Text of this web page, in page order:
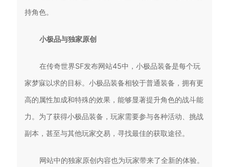
持角色。
小极品与独家原创
在传奇世界SF发布网站45中，小极品装备是每个玩
家梦寐以求的目标。小极品装备相较于普通装备，拥有更
高的属性加成和特殊的效果，能够显著提升角色的战斗能
力。为了获得小极品装备，玩家需要参与各种活动、挑战
副本，甚至与其他玩家交易，寻找最佳的获取途径。
网站中的独家原创内容也为玩家带来了全新的体验。